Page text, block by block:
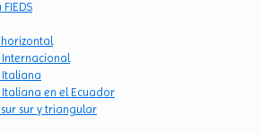
en el Ecuador
sur y triangular